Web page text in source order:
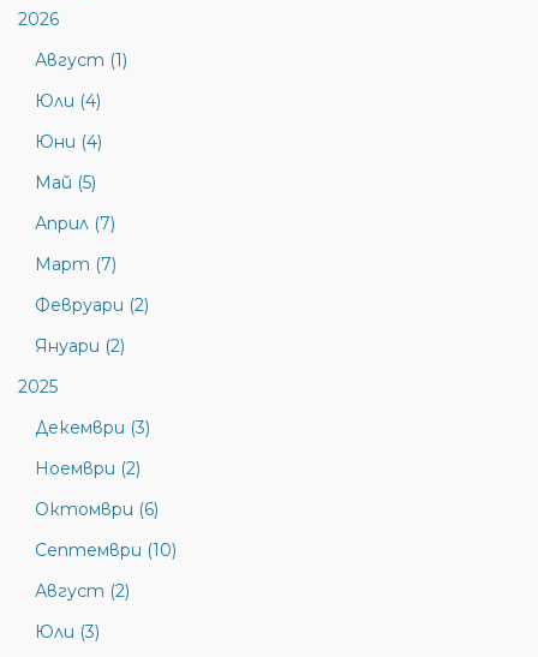
2026
Август (1)
Юли (4)
Юни (4)
Май (5)
Април (7)
Март (7)
Февруари (2)
Януари (2)
2025
Декември (3)
Ноември (2)
Октомври (6)
Септември (10)
Август (2)
Юли (3)